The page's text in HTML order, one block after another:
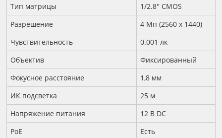
Тип матрицы
1/2.8'' CMOS
Разрешение
4 Мп (2560 х 1440)
Чувствительность
0.001 лк
Объектив
Фиксированный
Фокусное расстояние
1,8 мм
ИК подсветка
25 м
Напряжение питания
12 B DC
PoE
Есть